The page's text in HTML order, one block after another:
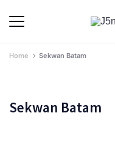
Home Sekwan Batam
Sekwan Batam